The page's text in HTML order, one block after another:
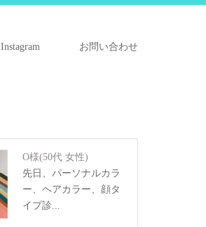
Instagram お問い合わせ
O様(50代 女性)
先日、パーソナルカラ
ー、ヘアカラー、顔タ
イプ診...